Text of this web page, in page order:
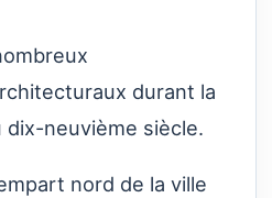
durant la
neuvième siècle.
nord de la ville